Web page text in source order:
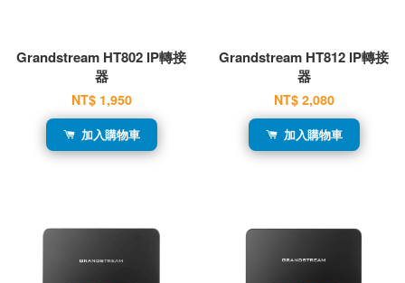
Grandstream HT802 IP轉接
器
NT$ 1,950
加入購物車
Grandstream HT812 IP轉接
器
NT$ 2,080
加入購物車